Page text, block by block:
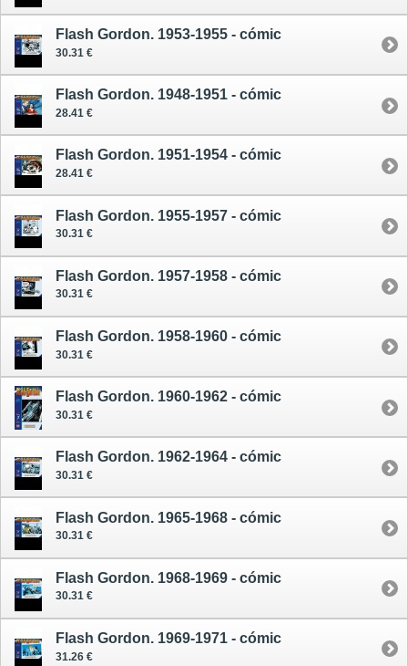
Flash Gordon. 1953-1955 - cómic
30.31 €
Flash Gordon. 1948-1951 - cómic
28.41 €
Flash Gordon. 1951-1954 - cómic
28.41 €
Flash Gordon. 1955-1957 - cómic
30.31 €
Flash Gordon. 1957-1958 - cómic
30.31 €
Flash Gordon. 1958-1960 - cómic
30.31 €
Flash Gordon. 1960-1962 - cómic
30.31 €
Flash Gordon. 1962-1964 - cómic
30.31 €
Flash Gordon. 1965-1968 - cómic
30.31 €
Flash Gordon. 1968-1969 - cómic
30.31 €
Flash Gordon. 1969-1971 - cómic
31.26 €